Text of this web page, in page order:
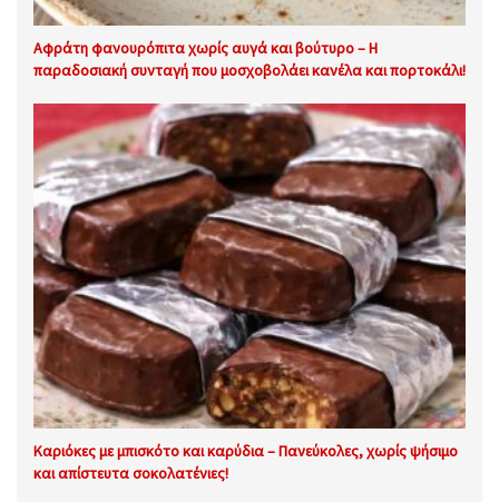
Αφράτη φανουρόπιτα χωρίς αυγά και βούτυρο – Η
παραδοσιακή συνταγή που μοσχοβολάει κανέλα και πορτοκάλι!
Καριόκες με μπισκότο και καρύδια – Πανεύκολες, χωρίς ψήσιμο
και απίστευτα σοκολατένιες!